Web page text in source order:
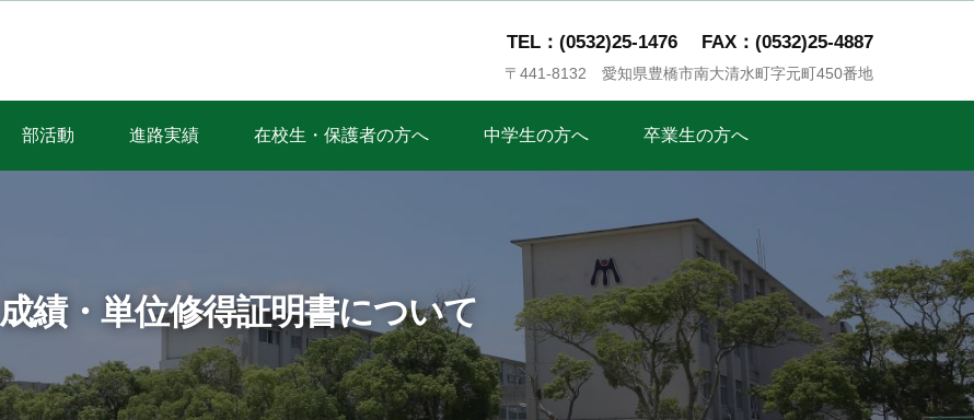
TEL：(0532)25-1476 FAX：(0532)25-4887
〒441-8132 愛知県豊橋市南大清水町字元町450番地
部活動 進路実績 在校生・保護者の方へ 中学生の方へ 卒業生の方へ
成績・単位修得証明書について